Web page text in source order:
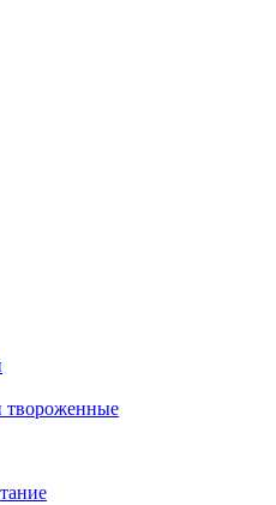
твороженные